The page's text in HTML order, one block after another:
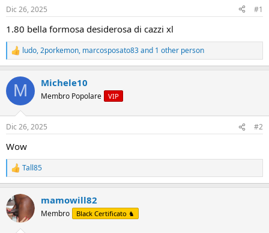
t
a
t
e
r
t
e
Dic 26, 2025 #1
1.80 bella formosa desiderosa di cazzi xl
R
e
c
i
n
s
ludo,2porkemon, marcosposato83and 1 other person
M Michele10
Membro Popolare VIP
Dic 26, 2025 #2
Wow
R
e
c
t
i
Tall85
mamowill82
Membro Black Certificato ♞